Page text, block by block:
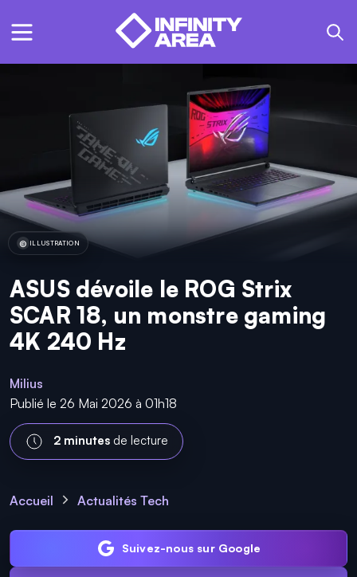
ILLUSTRATION
ASUS dévoile le ROG Strix
SCAR 18, un monstre gaming
4K 240 Hz
Milius
Publié le 26 Mai 2026 à 01h18
2 minutes de lecture
Accueil Actualités Tech
Suivez-nous sur Google